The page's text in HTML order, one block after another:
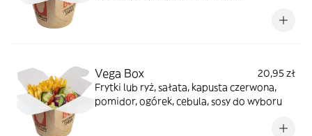
Vega Box
20,95 zł
Frytki lub ryż, sałata, kapusta czerwona,
pomidor, ogórek, cebula, sosy do wyboru